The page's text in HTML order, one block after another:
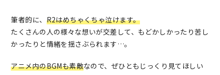
筆者的に、 R2はめちゃくちゃ泣けます。
たくさんの人の様々な想いが交差して、もどかしかったり苦し
かったりと情緒を揺さぶられます…。
アニメ内のBGMも素敵なので、ぜひともじっくり見てほしい